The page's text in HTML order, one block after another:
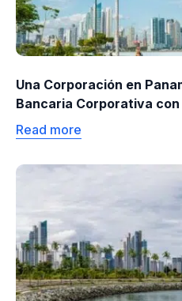
Una Corporación en
Bancaria Corporativa
Read more